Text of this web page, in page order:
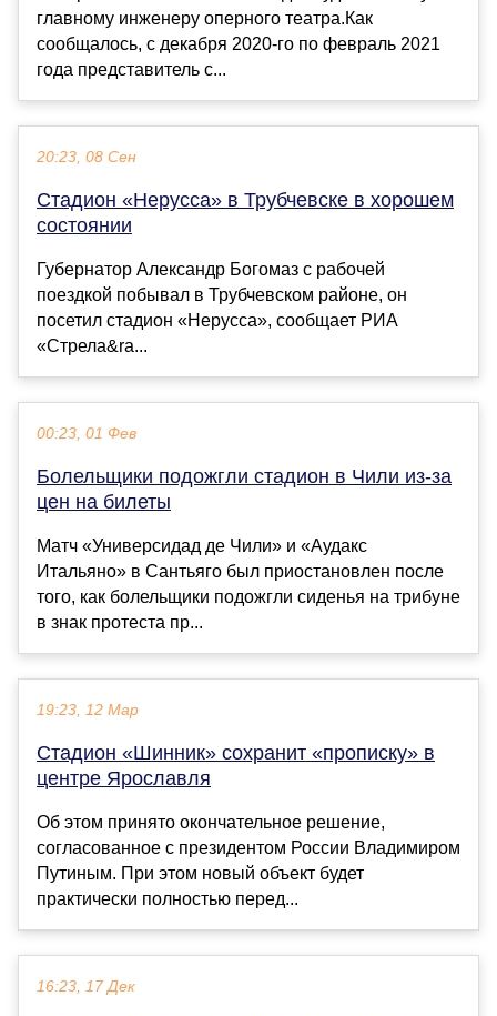
главному инженеру оперного театра.Как
сообщалось, с декабря 2020-го по февраль 2021
года представитель с...
20:23, 08 Сен
Стадион «Нерусса» в Трубчевске в хорошем
состоянии
Губернатор Александр Богомаз с рабочей
поездкой побывал в Трубчевском районе, он
посетил стадион «Нерусса», сообщает РИА
«Стрела&ra...
00:23, 01 Фев
Болельщики подожгли стадион в Чили из-за
цен на билеты
Матч «Универсидад де Чили» и «Аудакс
Итальяно» в Сантьяго был приостановлен после
того, как болельщики подожгли сиденья на трибуне
в знак протеста пр...
19:23, 12 Мар
Стадион «Шинник» сохранит «прописку» в
центре Ярославля
Об этом принято окончательное решение,
согласованное с президентом России Владимиром
Путиным. При этом новый объект будет
практически полностью перед...
16:23, 17 Дек